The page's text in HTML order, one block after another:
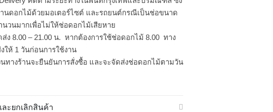
นดอกไม้ด้วยมอเตอร์ไซต์ และรถยนต์กรณีเป็นช่อขนาด
วนมากเพื่อไม่ให้ช่อดอกไม้เสียหาย
ส่ง 8.00 – 21.00 น. หากต้องการใช้ช่อดอกไม้ 8.00 ทาง
ให้ 1 วันก่อนการใช้งาน
นทางร้านจะยืนยันการสั่งซื้อ และจะจัดส่งช่อดอกไม้ตามวัน
ะยกเลิกสินค้า